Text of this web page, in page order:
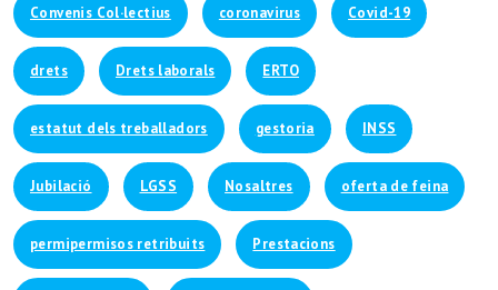
Convenis Col·lectius coronavirus Covid-19
drets Drets laborals ERTO
estatut dels treballadors gestoria INSS
Jubilació LGSS Nosaltres oferta de feina
permipermisos retribuits Prestacions